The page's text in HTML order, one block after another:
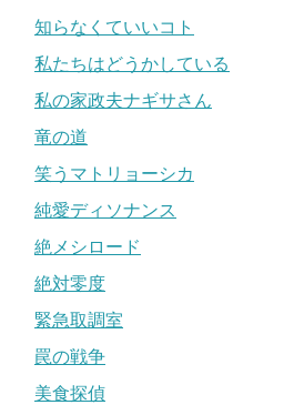
知らなくていいコト
私たちはどうかしている
私の家政夫ナギサさん
竜の道
笑うマトリョーシカ
純愛ディソナンス
絶メシロード
絶対零度
緊急取調室
罠の戦争
美食探偵